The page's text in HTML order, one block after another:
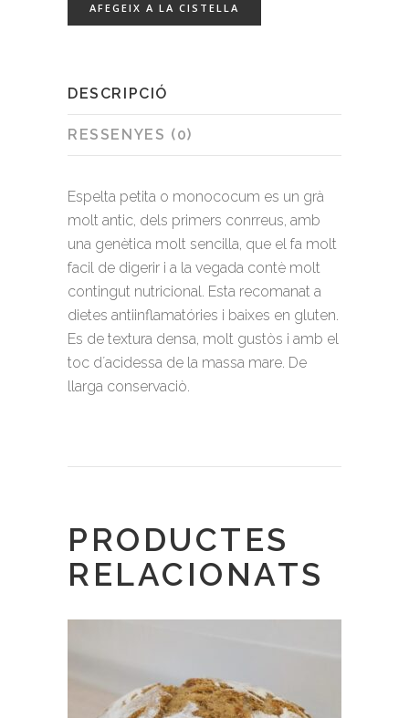
petitaAFEGEIX A LA CISTELLA
DESCRIPCIÓ
RESSENYES (0)
Espelta petita o monococum es un grà
molt antic, dels primers conrreus, amb
una genètica molt sencilla, que el fa molt
facil de digerir i a la vegada contè molt
contingut nutricional. Esta recomanat a
dietes antiinflamatóries i baixes en gluten.
Es de textura densa, molt gustòs i amb el
toc d´acidessa de la massa mare. De
llarga conservaciò.
PRODUCTES
RELACIONATS